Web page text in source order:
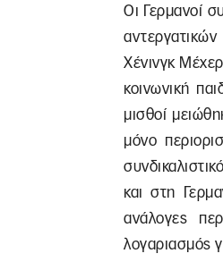
Οι Γερμανοί
Χένινγκ
κοινωνική
μισθοί
μόνο
και στη
ανάλογες
λογαριασμός